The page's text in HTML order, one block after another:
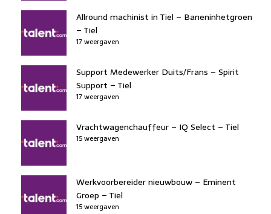
Allround machinist in Tiel – Baneninhetgroen
– Tiel
17 weergaven
Support Medewerker Duits/Frans – Spirit
Support – Tiel
17 weergaven
Vrachtwagenchauffeur – IQ Select – Tiel
15 weergaven
Werkvoorbereider nieuwbouw – Eminent
Groep – Tiel
15 weergaven